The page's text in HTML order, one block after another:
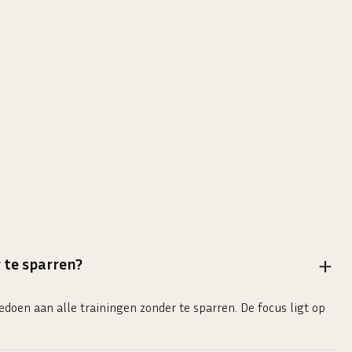
sparren?
aan alle trainingen zonder te sparren. De focus ligt op